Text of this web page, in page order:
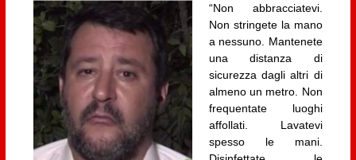
“Non abbracciatevi.
Non stringete la mano
a nessuno. Mantenete
una distanza di
sicurezza dagli altri di
almeno un metro. Non
frequentate luoghi
affollati. Lavatevi
spesso le mani.